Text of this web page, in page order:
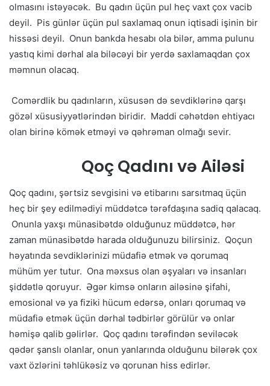
olmasını istəyəcək. Bu qadın üçün pul heç vaxt çox vacib
deyil. Pis günlər üçün pul saxlamaq onun iqtisadi işinin bir
hissəsi deyil. Onun bankda hesabı ola bilər, amma pulunu
yastıq kimi dərhal ala biləcəyi bir yerdə saxlamaqdan çox
məmnun olacaq.
Comərdlik bu qadınların, xüsusən də sevdiklərinə qarşı
gözəl xüsusiyyətlərindən biridir. Maddi cəhətdən ehtiyacı
olan birinə kömək etməyi və qəhrəman olmağı sevir.
Qoç Qadını və Ailəsi
Qoç qadını, şərtsiz sevgisini və etibarını sarsıtmaq üçün
heç bir şey edilmədiyi müddətcə tərəfdaşına sadiq qalacaq.
Onunla yaxşı münasibətdə olduğunuz müddətcə, hər
zaman münasibətdə harada olduğunuzu bilirsiniz. Qoçun
həyatında sevdiklərinizi müdafiə etmək və qorumaq
mühüm yer tutur. Ona məxsus olan əşyaları və insanları
şiddətlə qoruyur. Əgər kimsə onların ailəsinə şifahi,
emosional və ya fiziki hücum edərsə, onları qorumaq və
müdafiə etmək üçün dərhal tədbirlər görülür və onlar
həmişə qalib gəlirlər. Qoç qadını tərəfindən seviləcək
qədər şanslı olanlar, onun yanlarında olduğunu bilərək çox
vaxt özlərini təhlükəsiz və qorunan hiss edirlər.